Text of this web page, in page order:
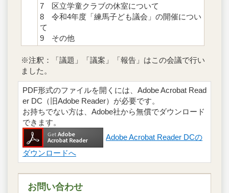
7 区立学童クラブの休室について
8 令和4年度「練馬子ども議会」の開催につい
て
9 その他
※注釈：「議題」「議案」「報告」はこの会議で行い
ました。
PDF形式のファイルを開くには、Adobe Acrobat Read
er DC（旧Adobe Reader）が必要です。
お持ちでない方は、Adobe社から無償でダウンロード
できます。
Adobe Acrobat Reader DCの
ダウンロードへ
お問い合わせ